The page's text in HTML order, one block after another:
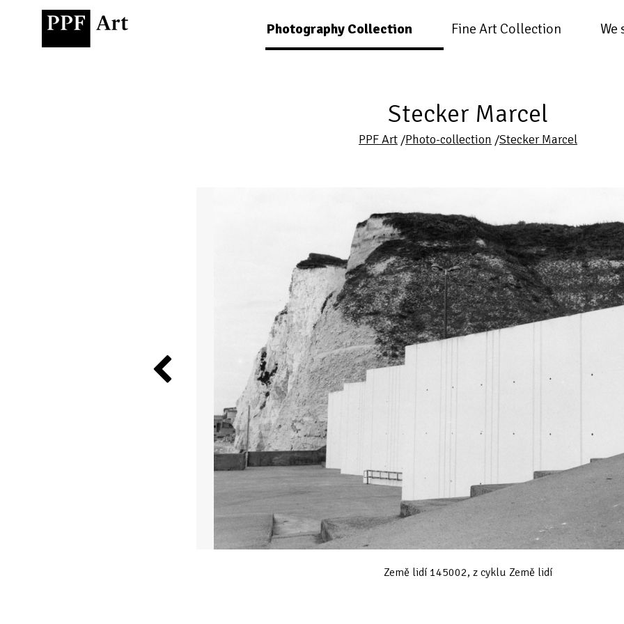
Photography Collection Fine Art Collection We
Stecker Marcel
PPF Art /Photo-collection /Stecker Marcel
Previous
Země lidí 145002, z cyklu Země lidí